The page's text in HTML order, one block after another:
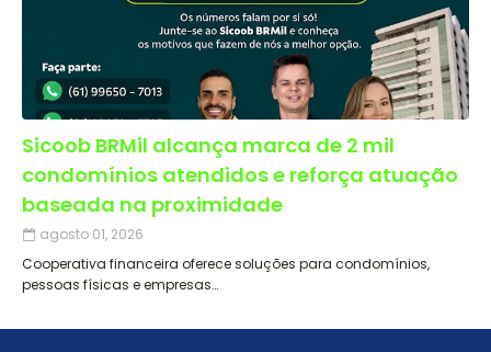
Sicoob BRMil alcança marca de 2 mil
condomínios atendidos e reforça atuação
baseada na proximidade
agosto 01, 2026
Cooperativa financeira oferece soluções para condomínios,
pessoas físicas e empresas…